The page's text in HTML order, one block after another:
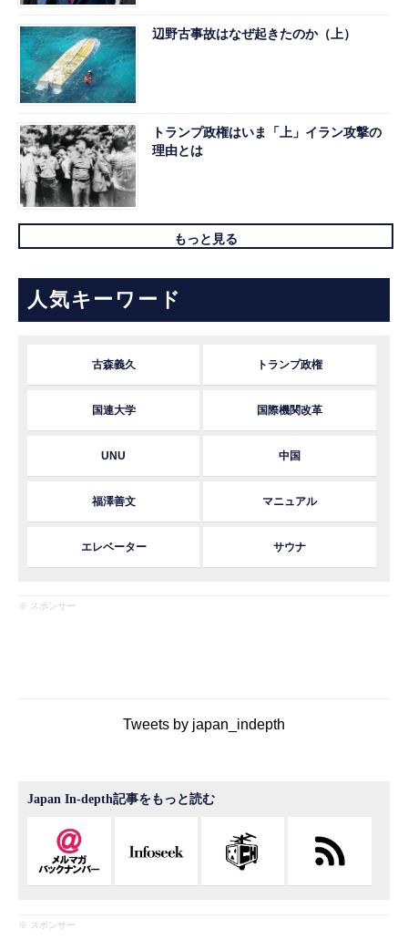
辺野古事故はなぜ起きたのか（上）
トランプ政権はいま「上」イラン攻撃の
理由とは
もっと見る
人気キーワード
古森義久 トランプ政権
国連大学 国際機関改革
UNU 中国
福澤善文 マニュアル
エレベーター サウナ
※ スポンサー
Tweets by japan_indepth
Japan In-depth記事をもっと読む
※ スポンサー